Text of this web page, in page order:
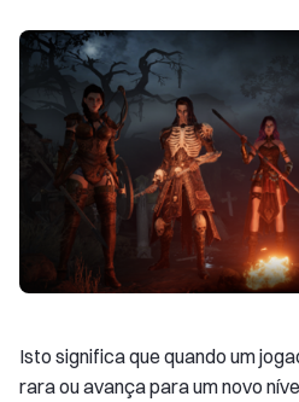
Isto significa que quando um
rara ou avança para um novo